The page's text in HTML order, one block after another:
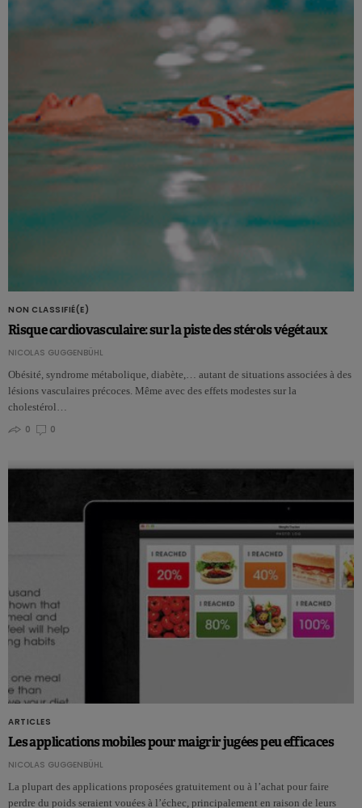
NON CLASSIFIÉ(E)
Risque cardiovasculaire: sur la piste des stérols végétaux
NICOLAS GUGGENBÜHL
Obésité, syndrome métabolique, diabète,… autant de situations associées à des
lésions vasculaires précoces. Même avec des effets modestes sur la
cholestérol…
0
0
ARTICLES
Les applications mobiles pour maigrir jugées peu efficaces
NICOLAS GUGGENBÜHL
La plupart des applications proposées gratuitement ou à l’achat pour faire
perdre du poids seraient vouées à l’échec, principalement en raison de leurs